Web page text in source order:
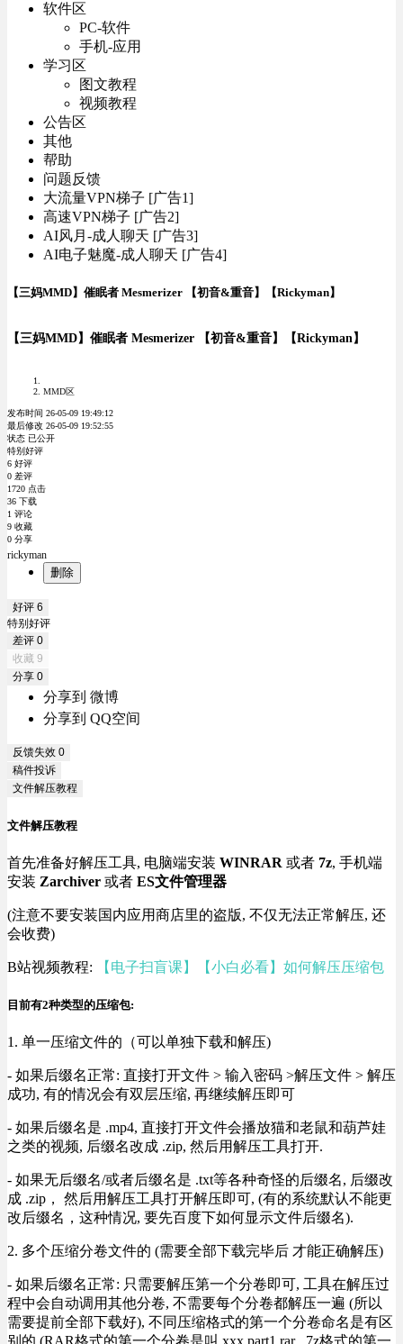
软件区
PC-软件
手机-应用
学习区
图文教程
视频教程
公告区
其他
帮助
问题反馈
大流量VPN梯子 [广告1]
高速VPN梯子 [广告2]
AI风月-成人聊天 [广告3]
AI电子魅魔-成人聊天 [广告4]
【三妈MMD】催眠者 Mesmerizer 【初音&重音】【Rickyman】
【三妈MMD】催眠者 Mesmerizer 【初音&重音】【Rickyman】
MMD区
发布时间 26-05-09 19:49:12
最后修改 26-05-09 19:52:55
状态 已公开
特别好评
6 好评
0 差评
1720 点击
36 下载
1 评论
9 收藏
0 分享
rickyman
删除
好评 6
特别好评
差评 0
收藏 9
分享 0
分享到 微博
分享到 QQ空间
反馈失效 0
稿件投诉
文件解压教程
文件解压教程
首先准备好解压工具, 电脑端安装 WINRAR 或者 7z, 手机端
安装 Zarchiver 或者 ES文件管理器
(注意不要安装国内应用商店里的盗版, 不仅无法正常解压, 还
会收费)
B站视频教程: 【电子扫盲课】【小白必看】如何解压压缩包
目前有2种类型的压缩包:
1. 单一压缩文件的（可以单独下载和解压)
- 如果后缀名正常: 直接打开文件 > 输入密码 >解压文件 > 解压
成功, 有的情况会有双层压缩, 再继续解压即可
- 如果后缀名是 .mp4, 直接打开文件会播放猫和老鼠和葫芦娃
之类的视频, 后缀名改成 .zip, 然后用解压工具打开.
- 如果无后缀名/或者后缀名是 .txt等各种奇怪的后缀名, 后缀改
成 .zip， 然后用解压工具打开解压即可, (有的系统默认不能更
改后缀名，这种情况, 要先百度下如何显示文件后缀名).
2. 多个压缩分卷文件的 (需要全部下载完毕后 才能正确解压)
- 如果后缀名正常: 只需要解压第一个分卷即可, 工具在解压过
程中会自动调用其他分卷, 不需要每个分卷都解压一遍 (所以
需要提前全部下载好), 不同压缩格式的第一个分卷命名是有区
别的 (RAR格式的第一个分卷是叫 xxx.part1.rar , 7z格式的第一